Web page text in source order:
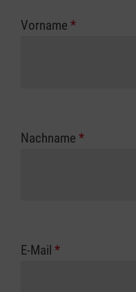
Vorname *
Nachname *
E-Mail *